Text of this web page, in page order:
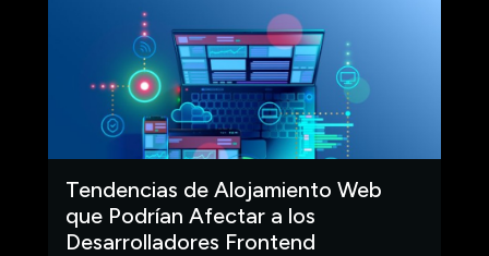
Tendencias de Alojamiento Web
que Podrían Afectar a los
Desarrolladores Frontend